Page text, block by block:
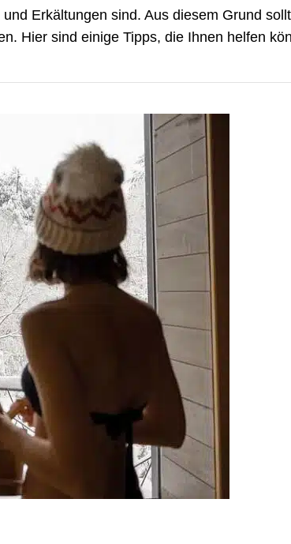
Erkältungen sind. Aus diesem Grund
Hier sind einige Tipps, die Ihnen helfen